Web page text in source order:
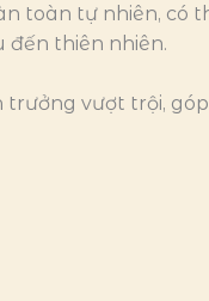
toàn tự nhiên, có
thiên nhiên.
vượt trội,